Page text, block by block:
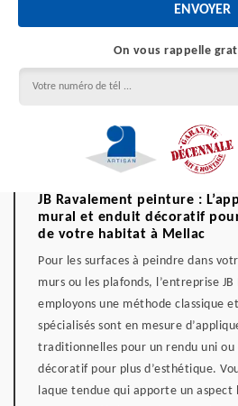
On vous rappelle
JB Ravalement peinture :
mural et enduit décoratif
de votre habitat à Mellac
Pour les surfaces à peindre dans
murs ou les plafonds, l’entreprise
employons une méthode classique
spécialisés sont en mesure
traditionnelles pour un rendu uni
décoratif pour plus d’esthétique.
laque tendue qui apporte un